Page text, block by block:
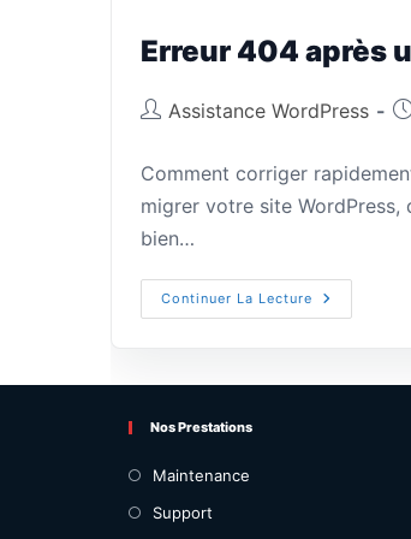
Erreur 404 après
Assistance WordPress
Comment corriger
migrer votre site WordPress,
bien…
Continuer La Lecture
Nos Prestations
Maintenance
Support